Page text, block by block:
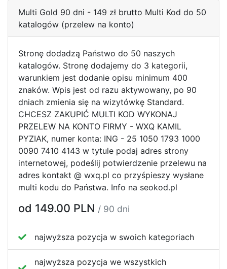
Multi Gold 90 dni - 149 zł brutto Multi Kod do 50
katalogów (przelew na konto)
Stronę dodadzą Państwo do 50 naszych
katalogów. Stronę dodajemy do 3 kategorii,
warunkiem jest dodanie opisu minimum 400
znaków. Wpis jest od razu aktywowany, po 90
dniach zmienia się na wizytówkę Standard.
CHCESZ ZAKUPIĆ MULTI KOD WYKONAJ
PRZELEW NA KONTO FIRMY - WXQ KAMIL
PYZIAK, numer konta: ING - 25 1050 1793 1000
0090 7410 4143 w tytule podaj adres strony
internetowej, podeślij potwierdzenie przelewu na
adres kontakt @ wxq.pl co przyśpieszy wysłane
multi kodu do Państwa. Info na seokod.pl
od 149.00 PLN / 90 dni
najwyższa pozycja w swoich kategoriach
najwyższa pozycja we wszystkich